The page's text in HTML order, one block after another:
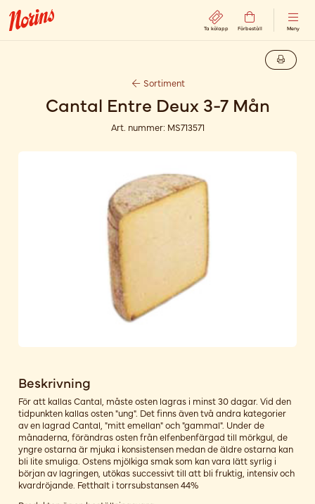
Ta kölapp Förbeställ Meny
Sortiment
Cantal Entre Deux 3-7 Mån
Art. nummer: MS713571
Beskrivning
För att kallas Cantal, måste osten lagras i minst 30 dagar. Vid den
tidpunkten kallas osten "ung". Det finns även två andra kategorier
av en lagrad Cantal, "mitt emellan" och "gammal". Under de
månaderna, förändras osten från elfenbenfärgad till mörkgul, de
yngre ostarna är mjuka i konsistensen medan de äldre ostarna kan
bli lite smuliga. Ostens mjölkiga smak som kan vara lätt syrlig i
början av lagringen, utökas successivt till att bli fruktig, intensiv och
kvardröjande. Fetthalt i torrsubstansen 44%